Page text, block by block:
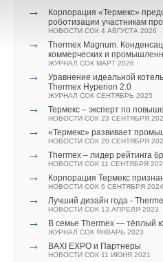
→
Корпорация «Термекс»
роботизации участникам
НОВОСТИ СОК 4 АВГУСТА 2026
→
Thermex Magnum.
коммерческих и
ЖУРНАЛ СОК МАРТ 2026
→
Уравнение идеальной
Thermex Hyperion 2.0
ЖУРНАЛ СОК СЕНТЯБРЬ 2025
→ Термекс – эксперт по
НОВОСТИ СОК 23 СЕНТЯБРЯ
→ «Термекс» развивает
НОВОСТИ СОК 20 СЕНТЯБРЯ
→ Thermex – лидер рейтинга
НОВОСТИ СОК 11 СЕНТЯБРЯ
→ Корпорация Термекс
НОВОСТИ СОК 6 СЕНТЯБРЯ 2024
→ Лучший дизайн года -
НОВОСТИ СОК 13 АПРЕЛЯ 2023
→ В семье Thermex — тёплый
ЖУРНАЛ СОК ЯНВАРЬ 2023
→ BAXI EXPO и Партнеры
НОВОСТИ СОК 11 ИЮНЯ 2021